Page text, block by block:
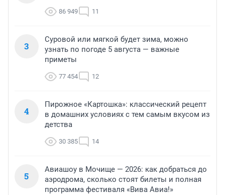
86 949 11
3
Суровой или мягкой будет зима, можно
узнать по погоде 5 августа — важные
приметы
77 454 12
4
Пирожное «Картошка»: классический рецепт
в домашних условиях с тем самым вкусом из
детства
30 385 14
5
Авиашоу в Мочище — 2026: как добраться до
аэродрома, сколько стоят билеты и полная
программа фестиваля «Вива Авиа!»